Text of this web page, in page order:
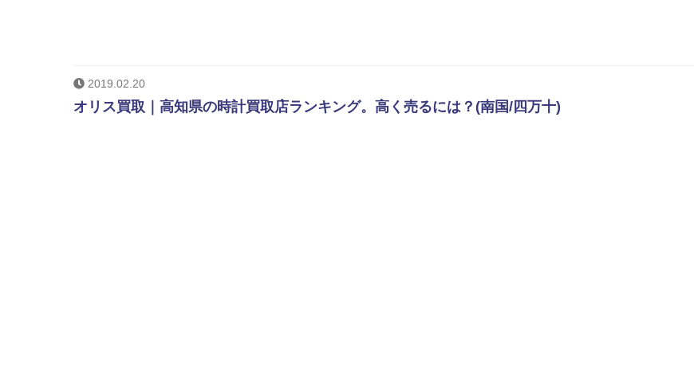
2019.02.20
オリス買取｜高知県の時計買取店ランキング。高く売るには？(南国/四万十)